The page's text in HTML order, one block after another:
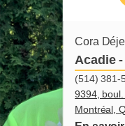
Cora
Acadie
(514) 381-
9394, boul.
Montréal,